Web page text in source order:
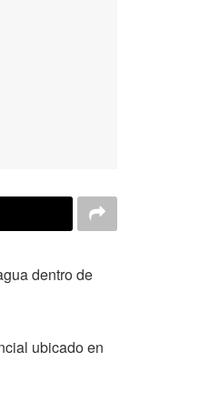
dentro de
ubicado en